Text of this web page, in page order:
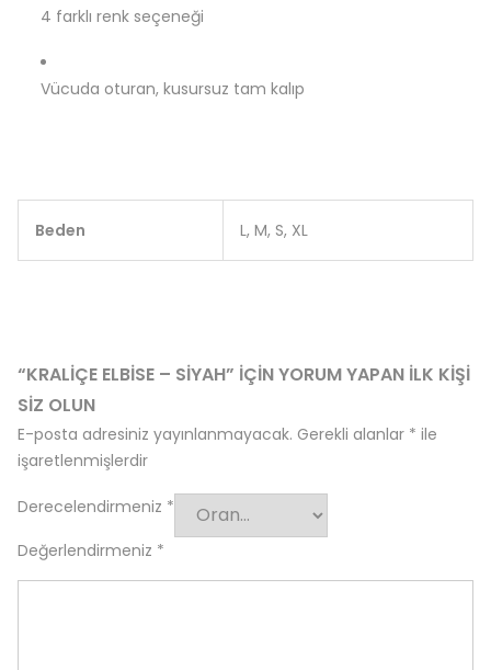
4 farklı renk seçeneği
Vücuda oturan, kusursuz tam kalıp
Beden L, M, S, XL
“KRALIÇE ELBISE – SIYAH” IÇIN YORUM YAPAN ILK KIŞI
SIZ OLUN
E-posta adresiniz yayınlanmayacak. Gerekli alanlar * ile
işaretlenmişlerdir
Derecelendirmeniz *
Değerlendirmeniz *